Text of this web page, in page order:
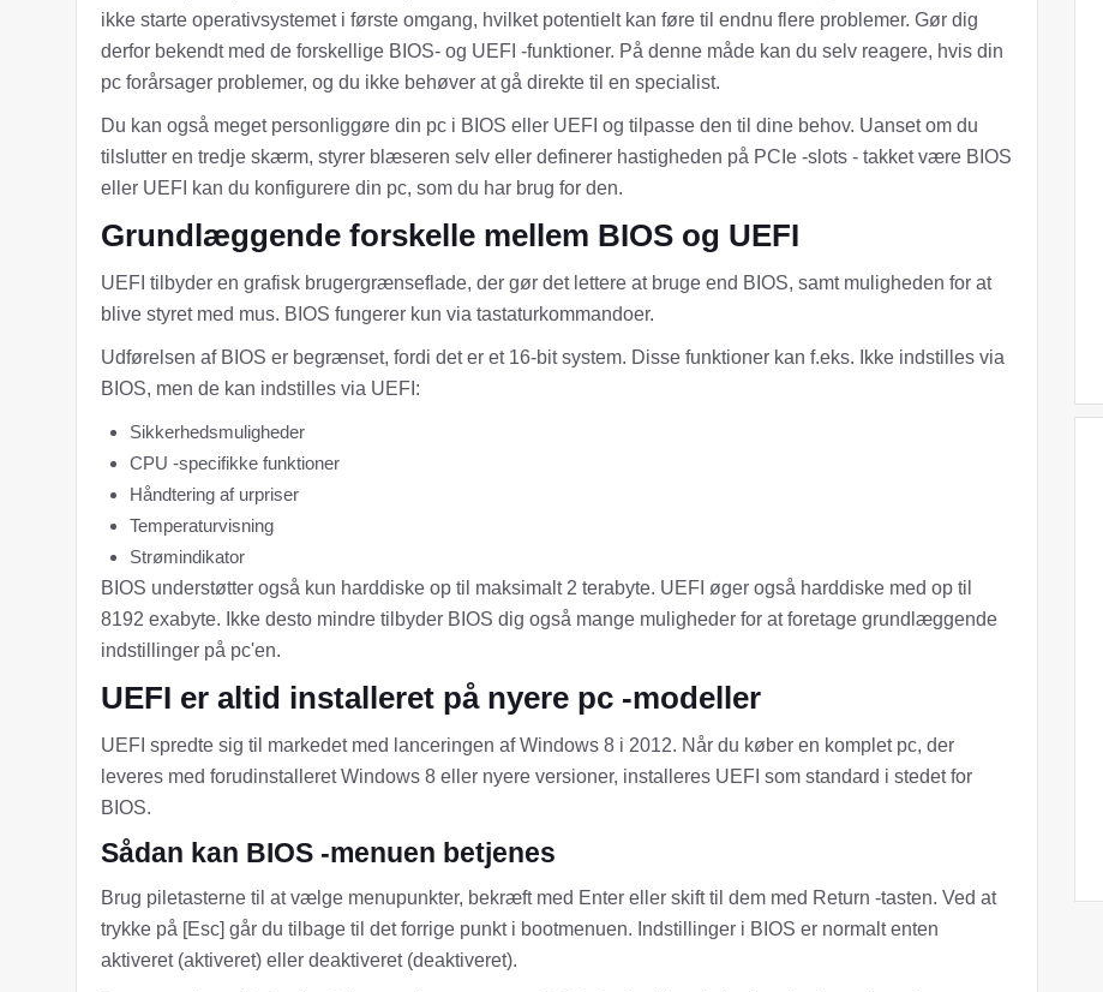
ikke starte operativsystemet i første omgang, hvilket potentielt kan føre til endnu flere problemer. Gør dig
derfor bekendt med de forskellige BIOS- og UEFI -funktioner. På denne måde kan du selv reagere, hvis din
pc forårsager problemer, og du ikke behøver at gå direkte til en specialist.
Du kan også meget personliggøre din pc i BIOS eller UEFI og tilpasse den til dine behov. Uanset om du
tilslutter en tredje skærm, styrer blæseren selv eller definerer hastigheden på PCIe -slots - takket være BIOS
eller UEFI kan du konfigurere din pc, som du har brug for den.
Grundlæggende forskelle mellem BIOS og UEFI
UEFI tilbyder en grafisk brugergrænseflade, der gør det lettere at bruge end BIOS, samt muligheden for at
blive styret med mus. BIOS fungerer kun via tastaturkommandoer.
Udførelsen af BIOS er begrænset, fordi det er et 16-bit system. Disse funktioner kan f.eks. Ikke indstilles via
BIOS, men de kan indstilles via UEFI:
Sikkerhedsmuligheder
CPU -specifikke funktioner
Håndtering af urpriser
Temperaturvisning
Strømindikator
BIOS understøtter også kun harddiske op til maksimalt 2 terabyte. UEFI øger også harddiske med op til
8192 exabyte. Ikke desto mindre tilbyder BIOS dig også mange muligheder for at foretage grundlæggende
indstillinger på pc'en.
UEFI er altid installeret på nyere pc -modeller
UEFI spredte sig til markedet med lanceringen af Windows 8 i 2012. Når du køber en komplet pc, der
leveres med forudinstalleret Windows 8 eller nyere versioner, installeres UEFI som standard i stedet for
BIOS.
Sådan kan BIOS -menuen betjenes
Brug piletasterne til at vælge menupunkter, bekræft med Enter eller skift til dem med Return -tasten. Ved at
trykke på [Esc] går du tilbage til det forrige punkt i bootmenuen. Indstillinger i BIOS er normalt enten
aktiveret (aktiveret) eller deaktiveret (deaktiveret).